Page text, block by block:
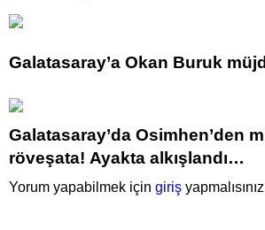
Galatasaray’a Okan Buruk
Galatasaray’da Osimhen’den
röveşata! Ayakta alkışlandı…
Yorum yapabilmek için giriş